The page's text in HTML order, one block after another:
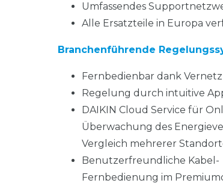
Umfassendes
Alle Ersatzteile in Europa
Branchenführende
Fernbedienbar dank
Regelung durch intuitive
DAIKIN Cloud Service für
Überwachung des
Vergleich mehrerer
Benutzerfreundliche Kabel-
Fernbedienung im